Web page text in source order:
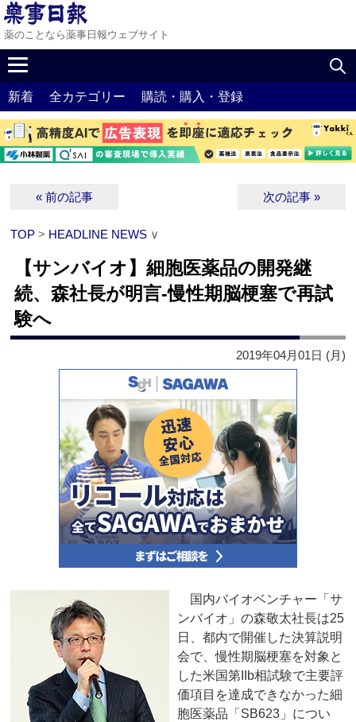
薬のことなら薬事日報ウェブサイト
新着 全カテゴリー 購読・購入・登録
« 前の記事 次の記事 »
TOP > HEADLINE NEWS ∨
【サンバイオ】細胞医薬品の開発継
続、森社長が明言‐慢性期脳梗塞で再試
験へ
2019年04月01日 (月)
国内バイオベンチャー「サ
ンバイオ」の森敬太社長は25
日、都内で開催した決算説明
会で、慢性期脳梗塞を対象と
した米国第IIb相試験で主要評
価項目を達成できなかった細
胞医薬品「SB623」につい